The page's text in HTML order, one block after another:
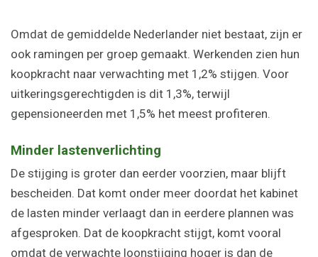
Omdat de gemiddelde Nederlander niet bestaat, zijn er
ook ramingen per groep gemaakt. Werkenden zien hun
koopkracht naar verwachting met 1,2% stijgen. Voor
uitkeringsgerechtigden is dit 1,3%, terwijl
gepensioneerden met 1,5% het meest profiteren.
Minder lastenverlichting
De stijging is groter dan eerder voorzien, maar blijft
bescheiden. Dat komt onder meer doordat het kabinet
de lasten minder verlaagt dan in eerdere plannen was
afgesproken. Dat de koopkracht stijgt, komt vooral
omdat de verwachte loonstijging hoger is dan de